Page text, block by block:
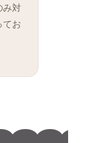
み対
てお